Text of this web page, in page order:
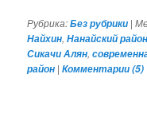
Рубрика:Без рубрики |
Найхин,Нанайский
Сикачи Алян,
район |Комментарии (5)